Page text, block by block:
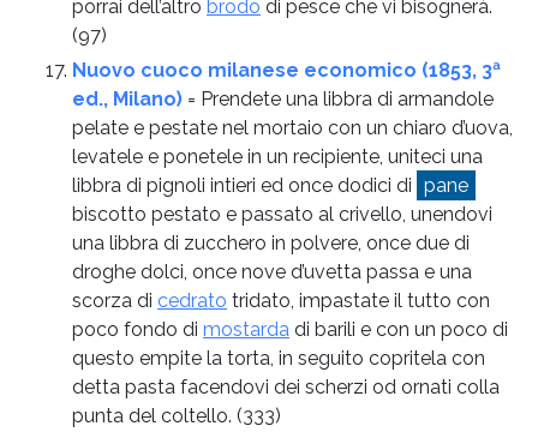
porrai dell’altro brodo di pesce che vi bisognerà.
(97)
Nuovo cuoco milanese economico (1853, 3ª
ed., Milano) = Prendete una libbra di armandole
pelate e pestate nel mortaio con un chiaro d’uova,
levatele e ponetele in un recipiente, uniteci una
libbra di pignoli intieri ed once dodici di pane
biscotto pestato e passato al crivello, unendovi
una libbra di zucchero in polvere, once due di
droghe dolci, once nove d’uvetta passa e una
scorza di cedrato tridato, impastate il tutto con
poco fondo di mostarda di barili e con un poco di
questo empite la torta, in seguito copritela con
detta pasta facendovi dei scherzi od ornati colla
punta del coltello. (333)